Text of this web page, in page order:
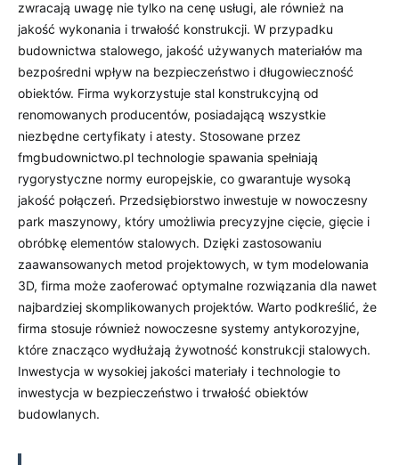
zwracają uwagę nie tylko na cenę usługi, ale również na
jakość wykonania i trwałość konstrukcji. W przypadku
budownictwa stalowego, jakość używanych materiałów ma
bezpośredni wpływ na bezpieczeństwo i długowieczność
obiektów. Firma wykorzystuje stal konstrukcyjną od
renomowanych producentów, posiadającą wszystkie
niezbędne certyfikaty i atesty. Stosowane przez
fmgbudownictwo.pl technologie spawania spełniają
rygorystyczne normy europejskie, co gwarantuje wysoką
jakość połączeń. Przedsiębiorstwo inwestuje w nowoczesny
park maszynowy, który umożliwia precyzyjne cięcie, gięcie i
obróbkę elementów stalowych. Dzięki zastosowaniu
zaawansowanych metod projektowych, w tym modelowania
3D, firma może zaoferować optymalne rozwiązania dla nawet
najbardziej skomplikowanych projektów. Warto podkreślić, że
firma stosuje również nowoczesne systemy antykorozyjne,
które znacząco wydłużają żywotność konstrukcji stalowych.
Inwestycja w wysokiej jakości materiały i technologie to
inwestycja w bezpieczeństwo i trwałość obiektów
budowlanych.